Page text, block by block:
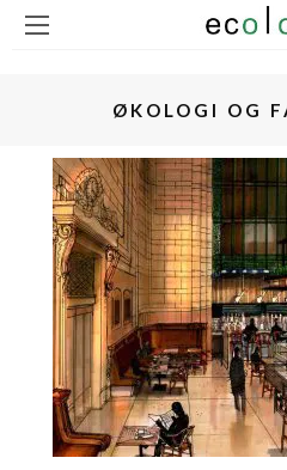
ØKOLOGI OG